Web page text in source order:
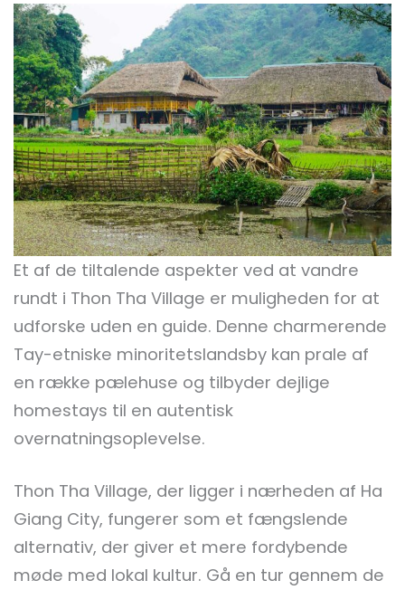
Et af de tiltalende aspekter ved at vandre
rundt i Thon Tha Village er muligheden for at
udforske uden en guide. Denne charmerende
Tay-etniske minoritetslandsby kan prale af
en række pælehuse og tilbyder dejlige
homestays til en autentisk
overnatningsoplevelse.
Thon Tha Village, der ligger i nærheden af Ha
Giang City, fungerer som et fængslende
alternativ, der giver et mere fordybende
møde med lokal kultur. Gå en tur gennem de